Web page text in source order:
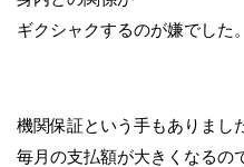
ギクシャクするのが嫌でした。
機関保証という手もありまし
毎月の支払額が大きくなるの